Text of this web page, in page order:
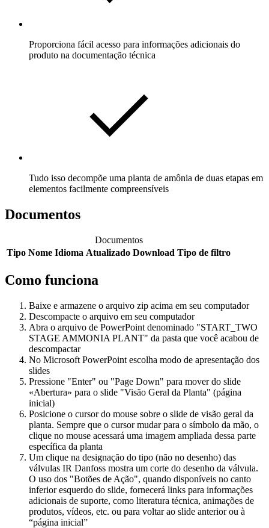
Proporciona fácil acesso para informações adicionais do
produto na documentação técnica
Tudo isso decompõe uma planta de amônia de duas etapas em
elementos facilmente compreensíveis
Documentos
Documentos
Tipo Nome Idioma Atualizado Download Tipo de filtro
Como funciona
Baixe e armazene o arquivo zip acima em seu computador
Descompacte o arquivo em seu computador
Abra o arquivo de PowerPoint denominado "START_TWO
STAGE AMMONIA PLANT" da pasta que você acabou de
descompactar
No Microsoft PowerPoint escolha modo de apresentação dos
slides
Pressione "Enter" ou "Page Down" para mover do slide
«Abertura» para o slide "Visão Geral da Planta" (página
inicial)
Posicione o cursor do mouse sobre o slide de visão geral da
planta. Sempre que o cursor mudar para o símbolo da mão, o
clique no mouse acessará uma imagem ampliada dessa parte
específica da planta
Um clique na designação do tipo (não no desenho) das
válvulas IR Danfoss mostra um corte do desenho da válvula.
O uso dos "Botões de Ação", quando disponíveis no canto
inferior esquerdo do slide, fornecerá links para informações
adicionais de suporte, como literatura técnica, animações de
produtos, vídeos, etc. ou para voltar ao slide anterior ou à
“página inicial”